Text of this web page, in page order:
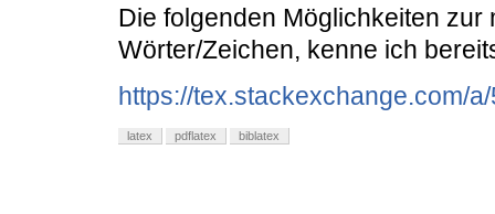
Die folgenden Möglichkeiten zur
Wörter/Zeichen, kenne ich
https://tex.stackexchange.com/
latex pdflatex biblatex